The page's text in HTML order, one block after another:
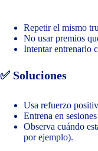
Repetir el mismo
No usar premios
Intentar entrenarlo
✅ Soluciones
Usa refuerzo
Entrena en
Observa cuándo
por ejemplo).